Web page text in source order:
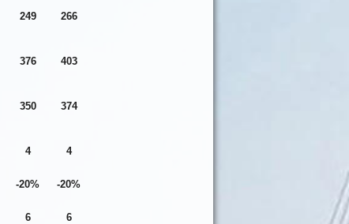
249 266
376 403
350 374
4 4
-20% -20%
6 6